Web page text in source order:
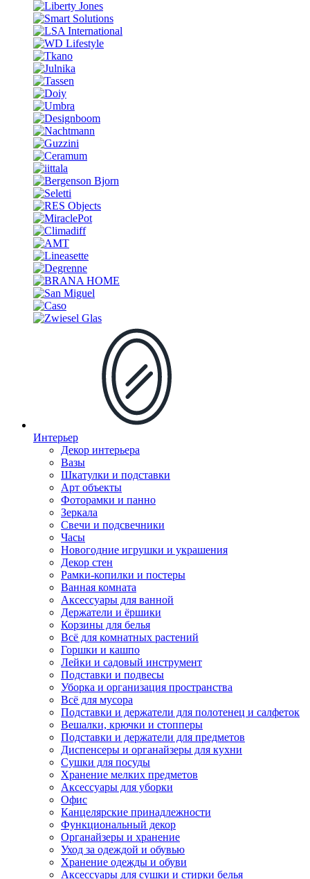
Интерьер
Декор интерьера
Вазы
Шкатулки и подставки
Арт объекты
Фоторамки и панно
Зеркала
Свечи и подсвечники
Часы
Новогодние игрушки и украшения
Декор стен
Рамки-копилки и постеры
Ванная комната
Аксессуары для ванной
Держатели и ёршики
Корзины для белья
Всё для комнатных растений
Горшки и кашпо
Лейки и садовый инструмент
Подставки и подвесы
Уборка и организация пространства
Всё для мусора
Подставки и держатели для полотенец и салфеток
Вешалки, крючки и стопперы
Подставки и держатели для предметов
Диспенсеры и органайзеры для кухни
Сушки для посуды
Хранение мелких предметов
Аксессуары для уборки
Офис
Канцелярские принадлежности
Функциональный декор
Органайзеры и хранение
Уход за одеждой и обувью
Хранение одежды и обуви
Аксессуары для сушки и стирки белья